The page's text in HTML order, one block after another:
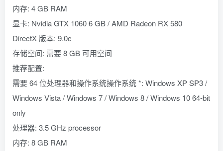
内存: 4 GB RAM
显卡: Nvidia GTX 1060 6 GB / AMD Radeon RX 580
DirectX 版本: 9.0c
存储空间: 需要 8 GB 可用空间
推荐配置:
需要 64 位处理器和操作系统操作系统 *: Windows XP SP3 /
Windows Vista / Windows 7 / Windows 8 / Windows 10 64-bit
only
处理器: 3.5 GHz processor
内存: 8 GB RAM